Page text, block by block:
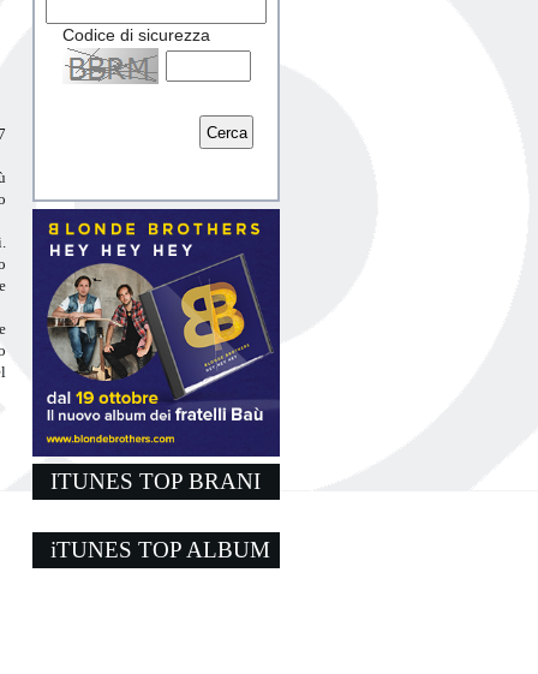
Codice di sicurezza
Captcha
ITUNES TOP BRANI
iTUNES TOP ALBUM